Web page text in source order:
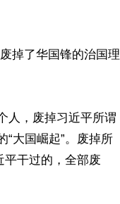
掉了华国锋的治国理
人，废掉习近平所谓
“大国崛起”。废掉所
平干过的，全部废